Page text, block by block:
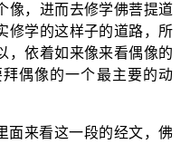
像，进而去修学佛菩提道
修学的这样子的道路，所
，依着如来像来看偶像的
偶像的一个最主要的动
面来看这一段的经文，佛